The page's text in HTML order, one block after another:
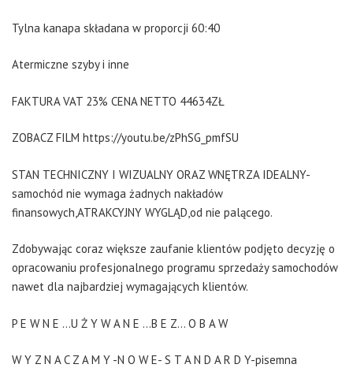
Tylna kanapa składana w proporcji 60:40
Atermiczne szyby i inne
FAKTURA VAT 23% CENA NETTO 44634ZŁ
ZOBACZ FILM https://youtu.be/zPhSG_pmfSU
STAN TECHNICZNY I WIZUALNY ORAZ WNĘTRZA IDEALNY-
samochód nie wymaga żadnych nakładów
finansowych,ATRAKCYJNY WYGLĄD,od nie palącego.
Zdobywając coraz większe zaufanie klientów podjęto decyzję o
opracowaniu profesjonalnego programu sprzedaży samochodów
nawet dla najbardziej wymagających klientów.
P E W N E ...U Ż Y W A N E ...B E Z... O B A W
W Y Z N A C Z A M Y -N O W E- S T A N D A R D Y-pisemna